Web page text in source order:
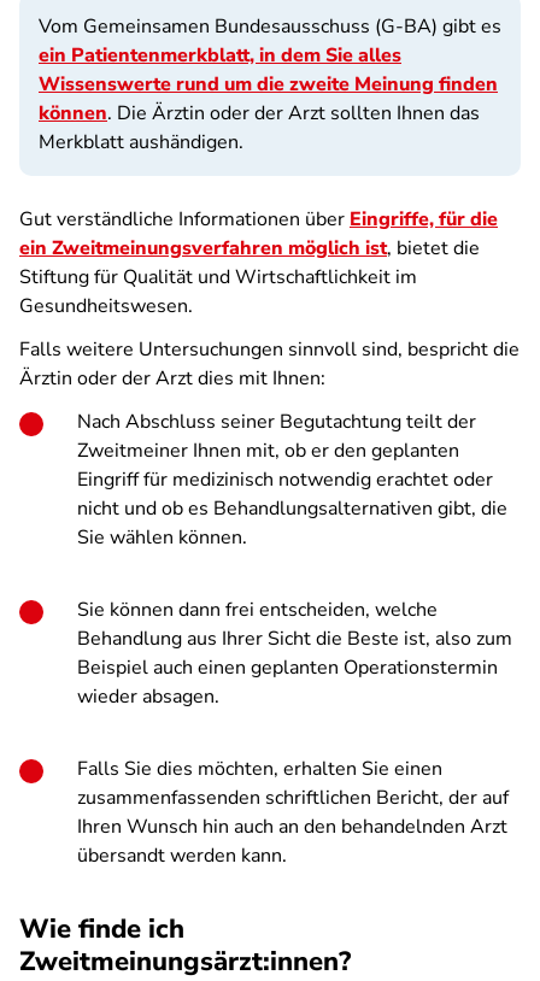
Vom Gemeinsamen Bundesausschuss (G-BA) gibt es
ein Patientenmerkblatt, in dem Sie alles
Wissenswerte rund um die zweite Meinung finden
können. Die Ärztin oder der Arzt sollten Ihnen das
Merkblatt aushändigen.
Gut verständliche Informationen über Eingriffe, für die
ein Zweitmeinungsverfahren möglich ist, bietet die
Stiftung für Qualität und Wirtschaftlichkeit im
Gesundheitswesen.
Falls weitere Untersuchungen sinnvoll sind, bespricht die
Ärztin oder der Arzt dies mit Ihnen:
Nach Abschluss seiner Begutachtung teilt der
Zweitmeiner Ihnen mit, ob er den geplanten
Eingriff für medizinisch notwendig erachtet oder
nicht und ob es Behandlungsalternativen gibt, die
Sie wählen können.
Sie können dann frei entscheiden, welche
Behandlung aus Ihrer Sicht die Beste ist, also zum
Beispiel auch einen geplanten Operationstermin
wieder absagen.
Falls Sie dies möchten, erhalten Sie einen
zusammenfassenden schriftlichen Bericht, der auf
Ihren Wunsch hin auch an den behandelnden Arzt
übersandt werden kann.
Wie finde ich
Zweitmeinungsärzt:innen?